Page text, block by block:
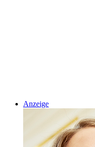
Anzeige